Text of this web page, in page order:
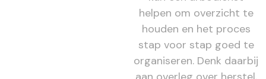
helpen om overzicht te
houden en het proces
stap voor stap goed te
organiseren. Denk daarbij